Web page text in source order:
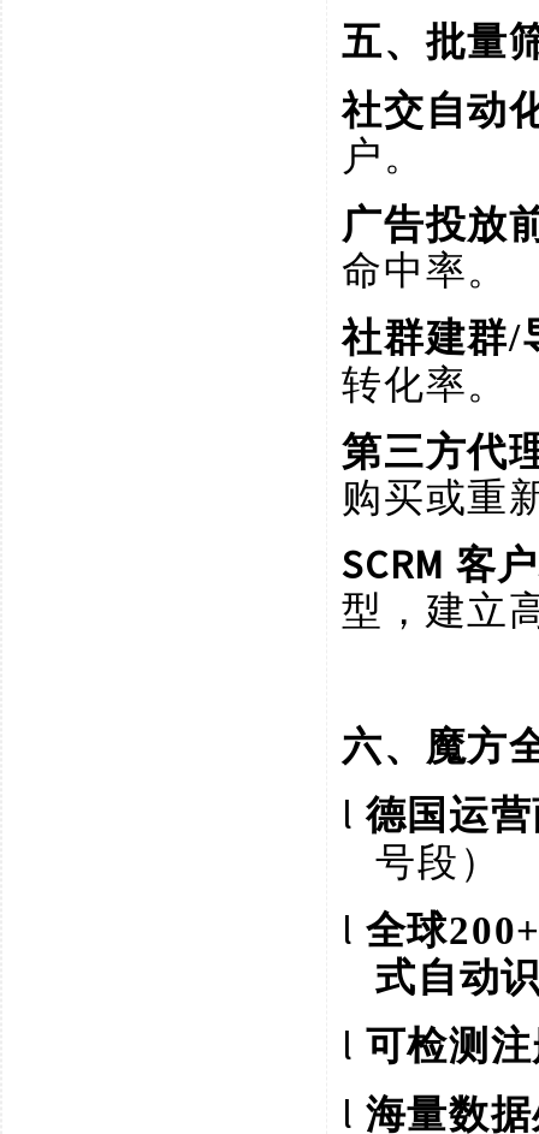
五、批量
社交自动
户。
广告投放
命中率。
社群建群/
转化率。
第三方代
购买或重
SCRM 客
型，建立
六、魔方
l德国运
号段）
l 全球
式自动
l 可检测
l 海量数